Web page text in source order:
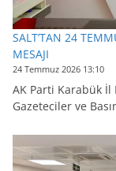
SALT’TAN 24
MESAJI
24 Temmuz 2026 13:10
AK Parti Karabük İl
Gazeteciler ve